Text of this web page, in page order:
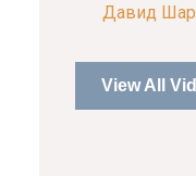
Давид
View All